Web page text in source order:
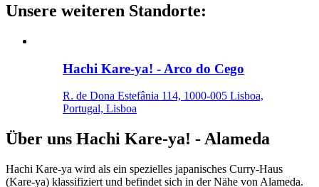
Unsere weiteren Standorte:
Hachi Kare-ya! - Arco do Cego
R. de Dona Estefânia 114, 1000-005 Lisboa,
Portugal, Lisboa
Über uns Hachi Kare-ya! - Alameda
Hachi Kare-ya wird als ein spezielles japanisches Curry-Haus
(Kare-ya) klassifiziert und befindet sich in der Nähe von Alameda.